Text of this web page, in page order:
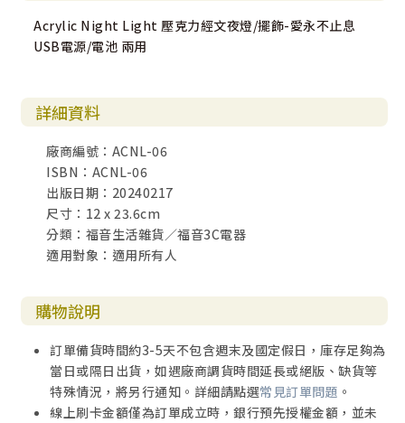
Acrylic Night Light 壓克力經文夜燈/擺飾-愛永不止息
USB電源/電池 兩用
詳細資料
廠商編號：ACNL-06
ISBN：ACNL-06
出版日期：20240217
尺寸：12 x 23.6cm
分類：福音生活雜貨／福音3C電器
適用對象：適用所有人
購物說明
訂單備貨時間約3-5天不包含週末及國定假日，庫存足夠為
當日或隔日出貨，如遇廠商調貨時間延長或絕版、缺貨等
特殊情況，將另行通知。詳細請點選常見訂單問題 。
線上刷卡金額僅為訂單成立時，銀行預先授權金額，並未